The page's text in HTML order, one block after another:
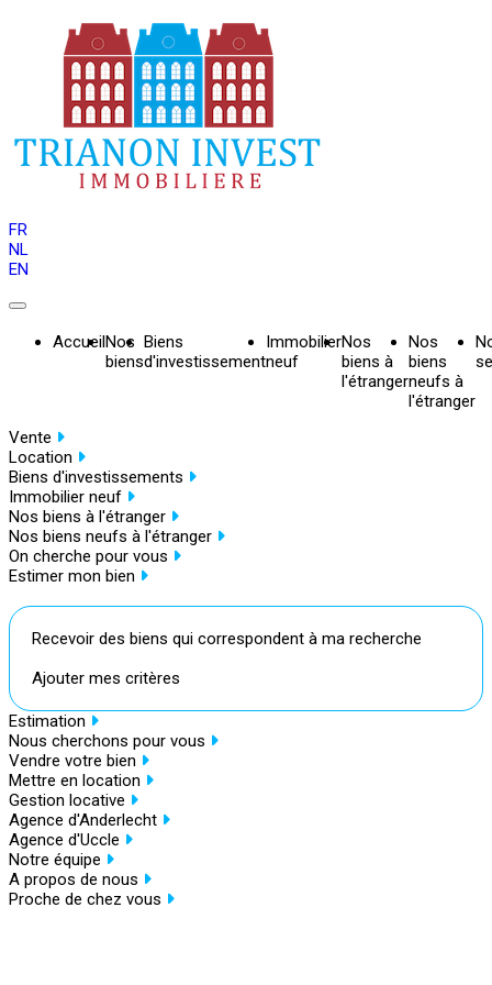
FR
NL
EN
AccueilNos
biens
Biens
d'investissement
Immobilier
neuf
Nos
biens à
l'étranger
Nos
biens
neufs à
l'étranger
Vente
Location
Biens d'investissements
Immobilier neuf
Nos biens à l'étranger
Nos biens neufs à l'étranger
On cherche pour vous
Estimer mon bien
Recevoir des biens qui correspondent à ma recherche
Ajouter mes critères
Estimation
Nous cherchons pour vous
Vendre votre bien
Mettre en location
Gestion locative
Agence d'Anderlecht
Agence d'Uccle
Notre équipe
A propos de nous
Proche de chez vous